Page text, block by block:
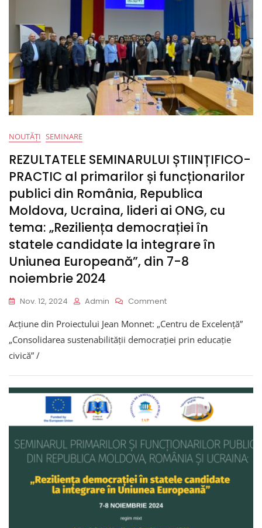
NOUTĂȚI SEMINARE
REZULTATELE SEMINARULUI ȘTIINȚIFICO-
PRACTIC al primarilor și funcționarilor
publici din România, Republica
Moldova, Ucraina, lideri ai ONG, cu
tema: „Reziliența democrației în
statele candidate la integrare în
Uniunea Europeană”, din 7-8
noiembrie 2024
Nov. 12, 2024 Admin CommentOn
SEMINARULUI
ȘTIINȚIFICO-
PRACTIC
Funcționarilor
Publici
România,
Republica
Moldova,
Ucraina,
Lideri
Ai
ONG,
Acțiune din Proiectului Jean Monnet: „Centru de Excelență”
„Consolidarea sustenabilității democrației prin educație
civică” /